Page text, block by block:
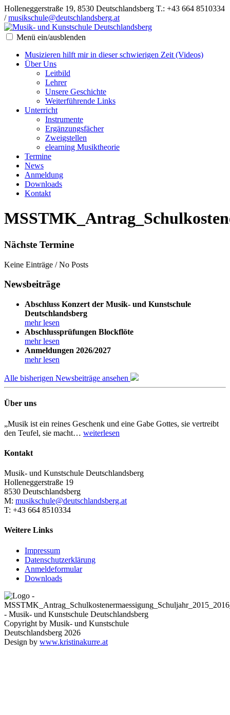
Holleneggerstraße 19, 8530 Deutschlandsberg T.: +43 664 8510334
/musikschule@deutschlandsberg.at
Menü ein/ausblenden
Musizieren hilft mir in dieser schwierigen Zeit (Videos)
Über Uns
Leitbild
Lehrer
Unsere Geschichte
Weiterführende Links
Unterricht
Instrumente
Ergänzungsfächer
Zweigstellen
elearning Musiktheorie
Termine
News
Anmeldung
Downloads
Kontakt
Nächste Termine
Keine Einträge / No Posts
Newsbeiträge
Abschluss Konzert der Musik- und Kunstschule
Deutschlandsberg
mehr lesen
Abschlussprüfungen Blockflöte
mehr lesen
Anmeldungen 2026/2027
mehr lesen
Alle bisherigen Newsbeiträge ansehen
Über uns
„Musik ist ein reines Geschenk und eine Gabe Gottes, sie vertreibt
den Teufel, sie macht… weiterlesen
Kontakt
Musik- und Kunstschule Deutschlandsberg
Holleneggerstraße 19
8530 Deutschlandsberg
M: musikschule@deutschlandsberg.at
T: +43 664 8510334
Weitere Links
Impressum
Datenschutzerklärung
Anmeldeformular
Downloads
Copyright by Musik- und Kunstschule
Deutschlandsberg 2026
Design by www.kristinakurre.at